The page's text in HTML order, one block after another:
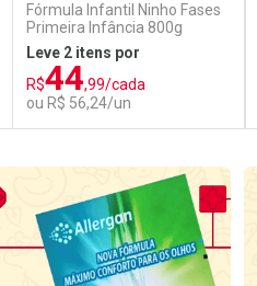
Fórmula Infantil Ninho Fases
Primeira Infância 800g
Leve 2 itens por
R$44,99/cada
ou R$ 56,24/un
Laboratório
Por Menos